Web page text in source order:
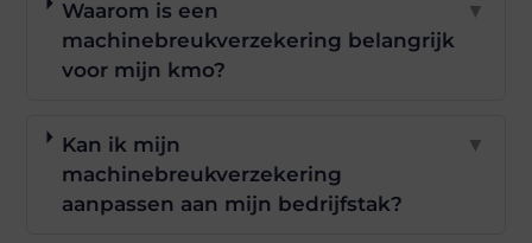
Waarom is een
machinebreukverzekering belangrijk
voor mijn kmo?
▼
Kan ik mijn
machinebreukverzekering
aanpassen aan mijn bedrijfstak?
▼